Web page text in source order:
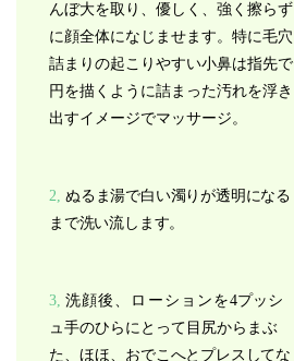
んぼ大を取り、優しく、強く擦らず
に顔全体になじませます。特に毛穴
詰まりの起こりやすい小鼻は指先で
円を描くように詰まった汚れを浮き
出すイメージでマッサージ。
2, ぬるま湯で白い濁りが透明になる
まで洗い流します。
3, 洗顔後、ローションを4プッシ
ュ手のひらにとって目尻からまぶ
た、ほほ、おでこへとプレスしてな